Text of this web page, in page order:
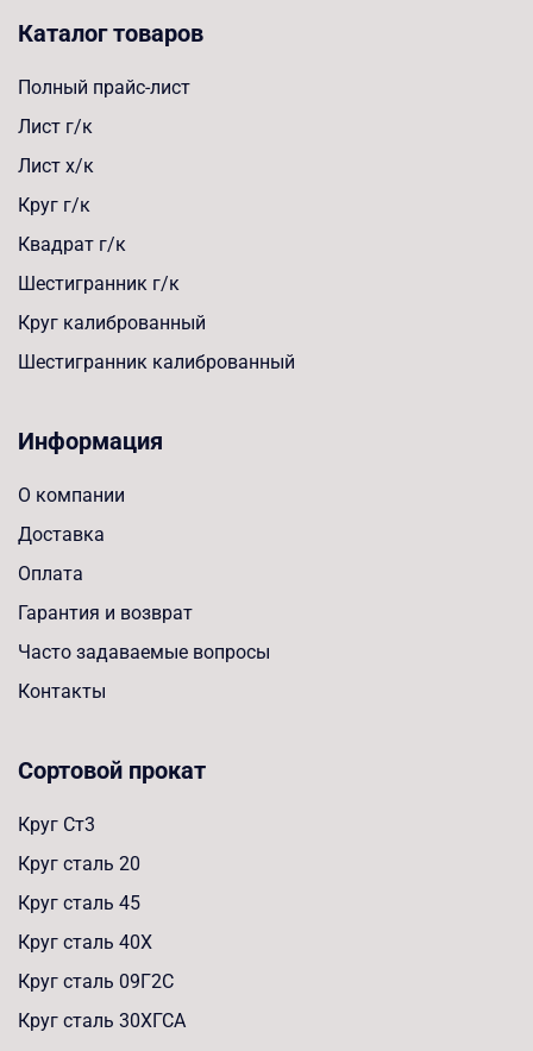
Каталог товаров
Полный прайс-лист
Лист г/к
Лист х/к
Круг г/к
Квадрат г/к
Шестигранник г/к
Круг калиброванный
Шестигранник калиброванный
Информация
О компании
Доставка
Оплата
Гарантия и возврат
Часто задаваемые вопросы
Контакты
Сортовой прокат
Круг Ст3
Круг сталь 20
Круг сталь 45
Круг сталь 40Х
Круг сталь 09Г2С
Круг сталь 30ХГСА